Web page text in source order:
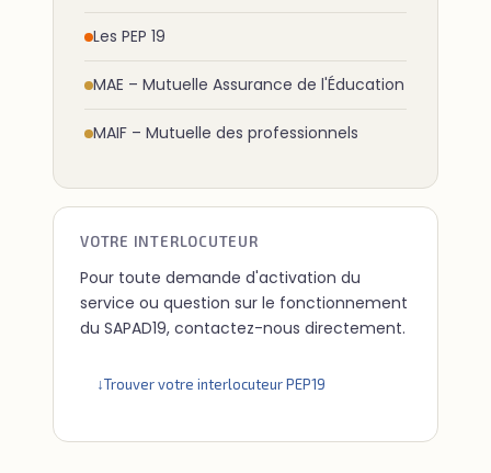
Les PEP 19
MAE – Mutuelle Assurance de l'Éducation
MAIF – Mutuelle des professionnels
VOTRE INTERLOCUTEUR
Pour toute demande d'activation du
service ou question sur le fonctionnement
du SAPAD19, contactez-nous directement.
Trouver votre interlocuteur PEP19